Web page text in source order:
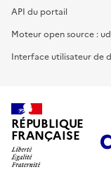
API du portail
Moteur open source :
Interface utilisateur de
RÉPUBLIQUE
FRANÇAISE